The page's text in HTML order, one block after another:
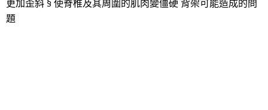
更加歪斜 § 使脊椎及其周圍的肌肉變僵硬 背架可能造成的問
題